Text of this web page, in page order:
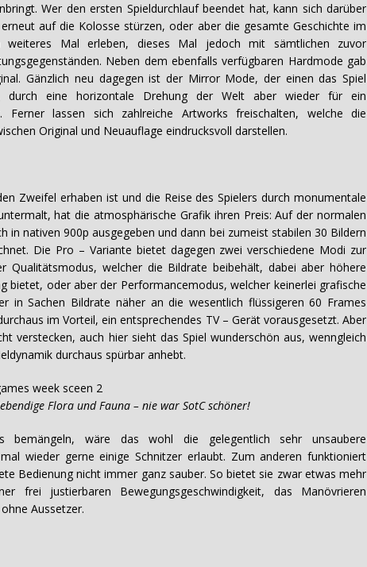
Wer den ersten Spieldurchlauf beendet hat, kann sich darüber
auf die Kolosse stürzen, oder aber die gesamte Geschichte im
Mal erleben, dieses Mal jedoch mit sämtlichen zuvor
Neben dem ebenfalls verfügbaren Hardmode gab
Gänzlich neu dagegen ist der Mirror Mode, der einen das Spiel
durch eine horizontale Drehung der Welt aber wieder für ein
Ferner lassen sich zahlreiche Artworks freischalten, welche die
Original und Neuauflage eindrucksvoll darstellen.
Zweifel erhaben ist und die Reise des Spielers durch monumentale
hat die atmosphärische Grafik ihren Preis: Auf der normalen
in nativen 900p ausgegeben und dann bei zumeist stabilen 30 Bildern
Die Pro – Variante bietet dagegen zwei verschiedene Modi zur
Qualitätsmodus, welcher die Bildrate beibehält, dabei aber höhere
bietet, oder aber der Performancemodus, welcher keinerlei grafische
in Sachen Bildrate näher an die wesentlich flüssigeren 60 Frames
im Vorteil, ein entsprechendes TV – Gerät vorausgesetzt. Aber
verstecken, auch hier sieht das Spiel wunderschön aus, wenngleich
durchaus spürbar anhebt.
Flora und Fauna – nie war SotC schöner!
wäre das wohl die gelegentlich sehr unsaubere
wieder gerne einige Schnitzer erlaubt. Zum anderen funktioniert
Bedienung nicht immer ganz sauber. So bietet sie zwar etwas mehr
frei justierbaren Bewegungsgeschwindigkeit, das Manövrieren
Aussetzer.